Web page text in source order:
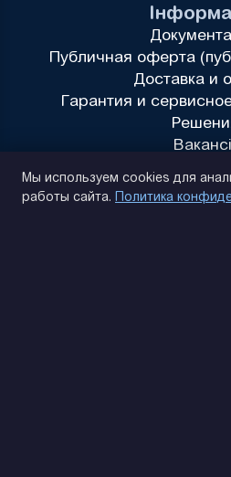
Публичная оферта
Доставка и
Гарантия и
Мы используем cookies для
работы сайта. Политика